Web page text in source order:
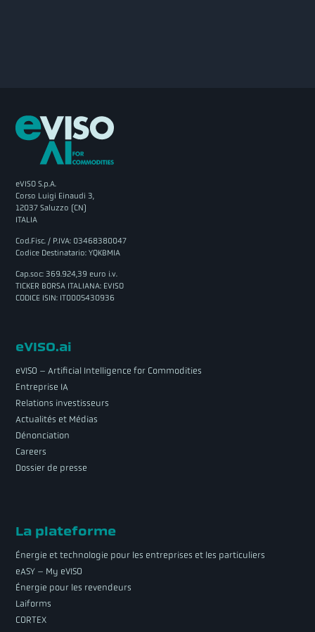
eVISO S.p.A.
Corso Luigi Einaudi 3,
12037 Saluzzo (CN)
ITALIA
Cod.Fisc. / P.IVA: 03468380047
Codice Destinatario: YQKBMIA
Cap.soc: 369.924,39 euro i.v.
TICKER BORSA ITALIANA: EVISO
CODICE ISIN: IT0005430936
eVISO.ai
eVISO – Artificial Intelligence for Commodities
Entreprise IA
Relations investisseurs
Actualités et Médias
Dénonciation
Careers
Dossier de presse
La plateforme
Énergie et technologie pour les entreprises et les particuliers
eASY – My eVISO
Énergie pour les revendeurs
Laiforms
CORTEX